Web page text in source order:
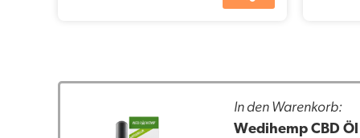
In den Warenkorb:
Wedihemp CBD Öl